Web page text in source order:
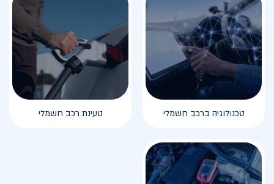
טכנולוגיה ברכב חשמלי טעינת רכב חשמלי